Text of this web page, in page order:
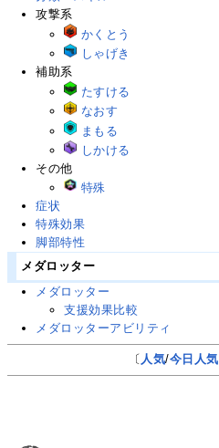
攻撃系
かくとう
しゃげき
補助系
たすける
なおす
まもる
しかける
その他
特殊
症状
特殊効果
脚部特性
メダロッター
メダロッター
支援効果比較
メダロッターアビリティ
〔 人気/今日人気